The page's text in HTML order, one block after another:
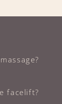
facelift?